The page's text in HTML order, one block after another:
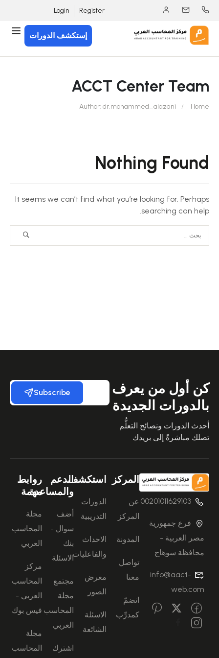
Register
Login
إستكشف الدورات
ACCT Center Team
Home
Author: dr.mohammed_alazani
Nothing Found
It seems we can’t find what you’re looking for. Perhaps
searching can help.
كن أول من يعرف
بالدورات الجديدة
أحدث الدورات ونصائح التعلُّم
تصلك مباشرةً إلى بريدك
Subscribe
00201011629103
فرع جمهورية
مصر العربية -
محافظة سوهاج
info@aact-
web.com
المركز
عن
المركز
المدونة
تواصل
معنا
انضمّ
كمدرِّب
استكشف
الدورات
التدريبية
الاحداث
والفاعليات
معرض
الصور
الاسئلة
الشائعة
الدعم
والمساعدة
أضف
سوال -
بنك
الاسئلة
مجتمع
مجلة
المحاسب
العربي
اشترك
روابط
مهمة
مجلة
المحاسب
العربي
مركز
المحاسب
العربي -
فيس بوك
مجلة
المحاسب